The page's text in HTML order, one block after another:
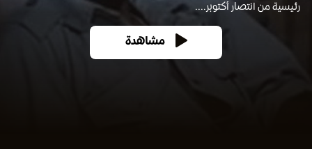
رئيسية من انتصار أكتوبر....
مشاهدة